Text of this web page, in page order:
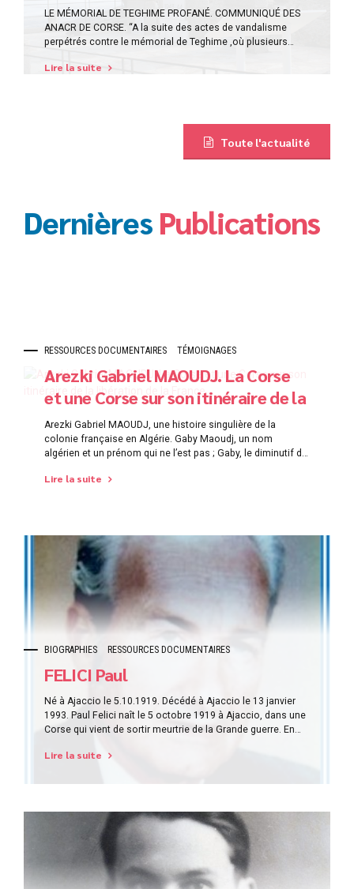
LE MÉMORIAL DE TEGHIME PROFANÉ. COMMUNIQUÉ DES
ANACR DE CORSE. “A la suite des actes de vandalisme
perpétrés contre le mémorial de Teghime ,où plusieurs
délibérément dégradées, l’ANACR2B et l’ANACR2A
Lire la suite
Toute l'actualité
Dernières Publications
RESSOURCES DOCUMENTAIRES TÉMOIGNAGES
Arezki Gabriel MAOUDJ. La Corse
et une Corse sur son itinéraire de la
libération de la France.
Arezki Gabriel MAOUDJ, une histoire singulière de la
colonie française en Algérie. Gaby Maoudj, un nom
algérien et un prénom qui ne l’est pas ; Gaby, le diminutif de
Mohamed Ben Saïd Maoudj était né lui-même Algérien ; un
Lire la suite
BIOGRAPHIES RESSOURCES DOCUMENTAIRES
FELICI Paul
Né à Ajaccio le 5.10.1919. Décédé à Ajaccio le 13 janvier
1993. Paul Felici naît le 5 octobre 1919 à Ajaccio, dans une
Corse qui vient de sortir meurtrie de la Grande guerre. En
territoriales de Mussolini sur l’île. Aussi, est-ce pleinement
Lire la suite